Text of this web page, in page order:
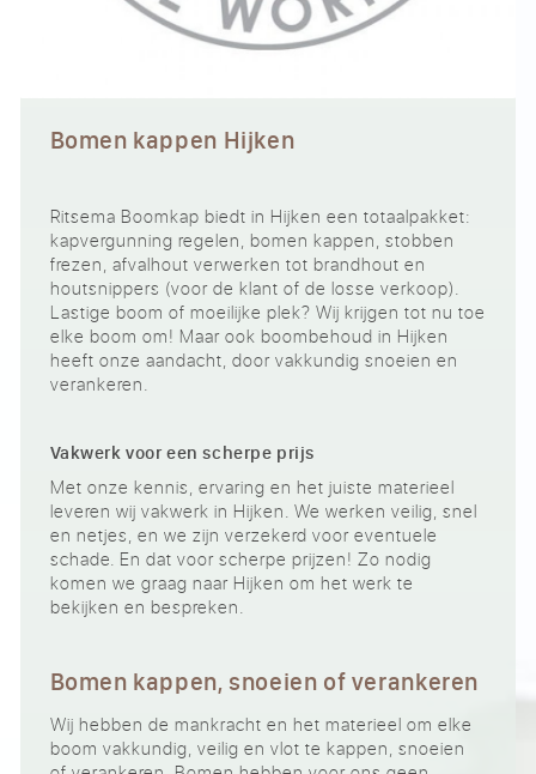
Bomen kappen Hijken
Ritsema Boomkap biedt in Hijken een totaalpakket:
kapvergunning regelen, bomen kappen, stobben
frezen, afvalhout verwerken tot brandhout en
houtsnippers (voor de klant of de losse verkoop).
Lastige boom of moeilijke plek? Wij krijgen tot nu toe
elke boom om! Maar ook boombehoud in Hijken
heeft onze aandacht, door vakkundig snoeien en
verankeren.
Vakwerk voor een scherpe prijs
Met onze kennis, ervaring en het juiste materieel
leveren wij vakwerk in Hijken. We werken veilig, snel
en netjes, en we zijn verzekerd voor eventuele
schade. En dat voor scherpe prijzen! Zo nodig
komen we graag naar Hijken om het werk te
bekijken en bespreken.
Bomen kappen, snoeien of verankeren
Wij hebben de mankracht en het materieel om elke
boom vakkundig, veilig en vlot te kappen, snoeien